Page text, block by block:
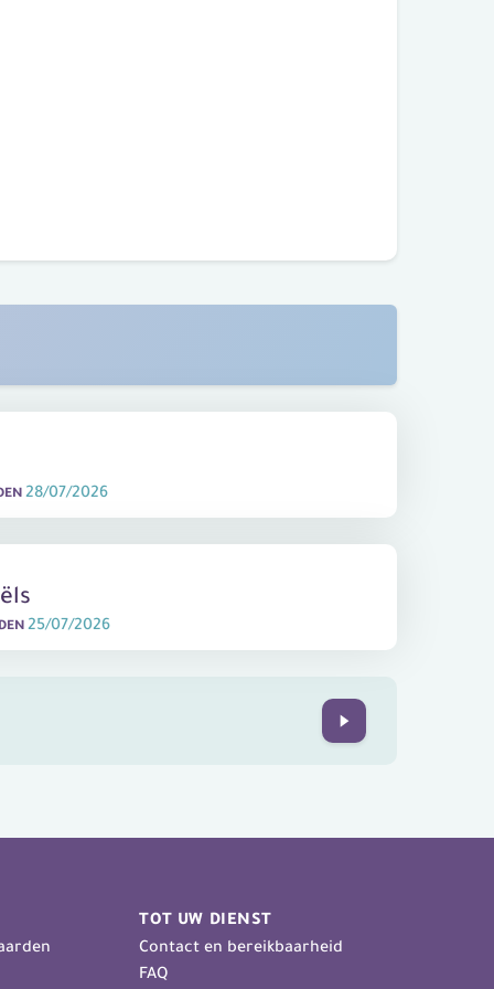
28/07/2026
25/07/2026
Next
TOT UW DIENST
Contact en bereikbaarheid
FAQ